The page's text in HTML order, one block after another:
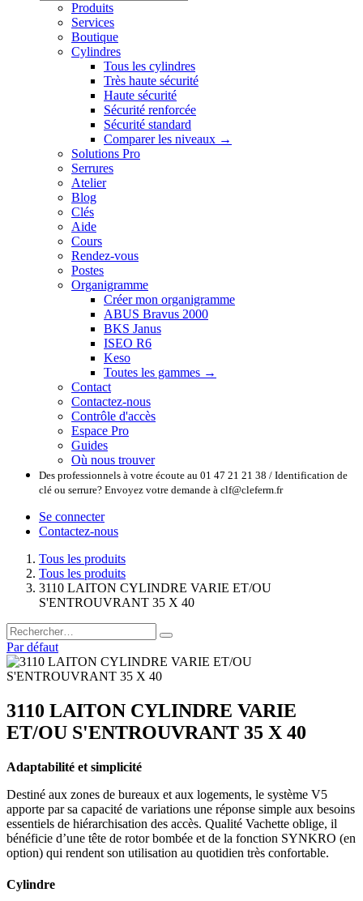
Produits
Services
Boutique
Cylindres
Tous les cylindres
Très haute sécurité
Haute sécurité
Sécurité renforcée
Sécurité standard
Comparer les niveaux →
Solutions Pro
Serrures
Atelier
Blog
Clés
Aide
Cours
Rendez-vous
Postes
Organigramme
Créer mon organigramme
ABUS Bravus 2000
BKS Janus
ISEO R6
Keso
Toutes les gammes →
Contact
Contactez-nous
Contrôle d'accès
Espace Pro
Guides
Où nous trouver
Des professionnels à votre écoute au 01 47 21 21 38 / Identification de
clé ou serrure? Envoyez votre demande à clf@cleferm.fr
Se connecter
Contactez-nous
Tous les produits
Tous les produits
3110 LAITON CYLINDRE VARIE ET/OU
S'ENTROUVRANT 35 X 40
Par défaut
3110 LAITON CYLINDRE VARIE
ET/OU S'ENTROUVRANT 35 X 40
Adaptabilité et simplicité
Destiné aux zones de bureaux et aux logements, le système V5
apporte par sa capacité de variations une réponse simple aux besoins
essentiels de hiérarchisation des accès. Qualité Vachette oblige, il
bénéficie d’une tête de rotor bombée et de la fonction SYNKRO (en
option) qui rendent son utilisation au quotidien très confortable.
Cylindre